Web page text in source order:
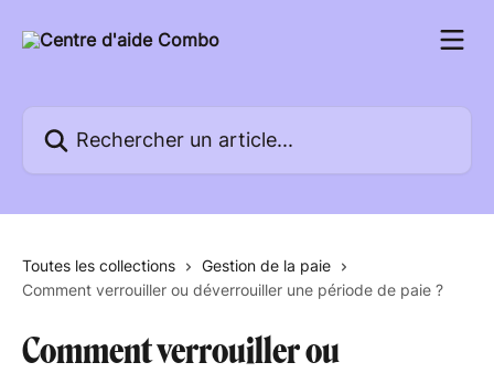
Toutes les collections
Gestion de la paie
Comment verrouiller ou déverrouiller une période de paie ?
Comment verrouiller ou